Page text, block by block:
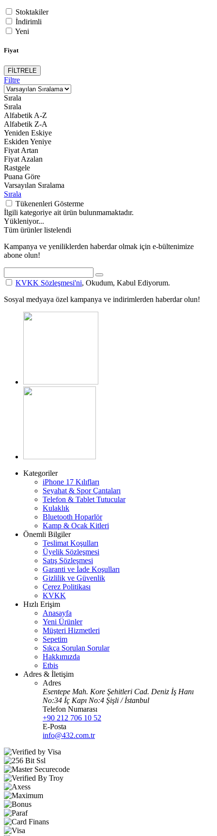
Stoktakiler
İndirimli
Yeni
Fiyat
FİLTRELE
Filtre
Sırala
Sırala
Alfabetik A-Z
Alfabetik Z-A
Yeniden Eskiye
Eskiden Yeniye
Fiyat Artan
Fiyat Azalan
Rastgele
Puana Göre
Varsayılan Sıralama
Sırala
Tükenenleri Gösterme
İlgili kategoriye ait ürün bulunmamaktadır.
Yükleniyor...
Tüm ürünler listelendi
Kampanya ve yeniliklerden haberdar olmak için e-bültenimize
abone olun!
KVKK Sözleşmesi'ni, Okudum, Kabul Ediyorum.
Sosyal medyaya özel kampanya ve indirimlerden haberdar olun!
Kategoriler
iPhone 17 Kılıfları
Seyahat & Spor Çantaları
Telefon & Tablet Tutucular
Kulaklık
Bluetooth Hoparlör
Kamp & Ocak Kitleri
Önemli Bilgiler
Teslimat Koşulları
Üyelik Sözleşmesi
Satış Sözleşmesi
Garanti ve İade Koşulları
Gizlilik ve Güvenlik
Çerez Politikası
KVKK
Hızlı Erişim
Anasayfa
Yeni Ürünler
Müşteri Hizmetleri
Sepetim
Sıkça Sorulan Sorular
Hakkımızda
Etbis
Adres & İletişim
Adres
Esentepe Mah. Kore Şehitleri Cad. Deniz İş Hanı
No:34 İç Kapı No:4 Şişli / İstanbul
Telefon Numarası
+90 212 706 10 52
E-Posta
info@432.com.tr